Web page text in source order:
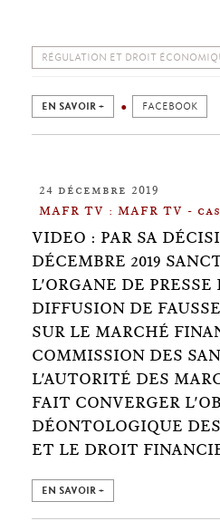
RÉGULATION ET DROIT
EN SAVOIR + FACEBOOK
24 décembre 2019
MAFR TV : MAFR TV - cas
VIDEO : PAR SA
DÉCEMBRE 2019
L'ORGANE DE PRESSE
DIFFUSION DE
SUR LE MARCHÉ
COMMISSION DES
L'AUTORITÉ DES
FAIT CONVERGER
DÉONTOLOGIQUE
ET LE DROIT
EN SAVOIR +